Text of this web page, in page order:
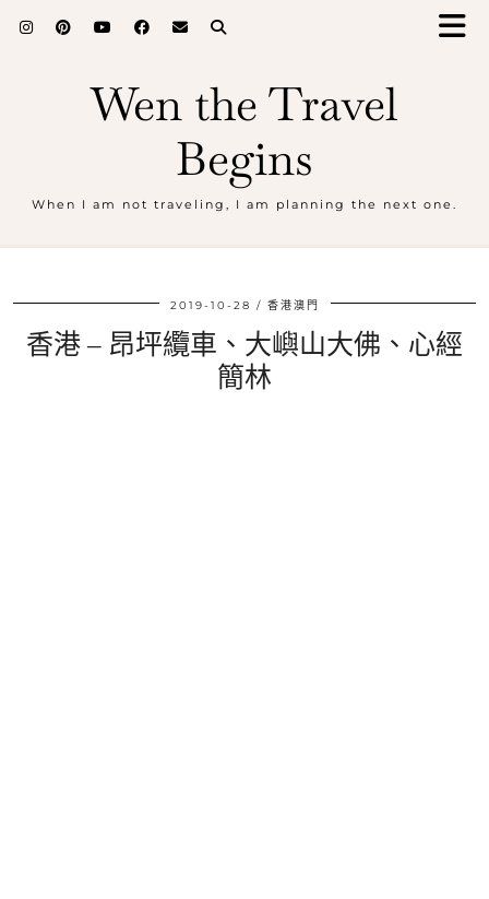
Wen the Travel
Begins
When I am not traveling, I am planning the next one.
2019-10-28 香港澳門
香港 – 昂坪纜車、大嶼山大佛、心經
簡林